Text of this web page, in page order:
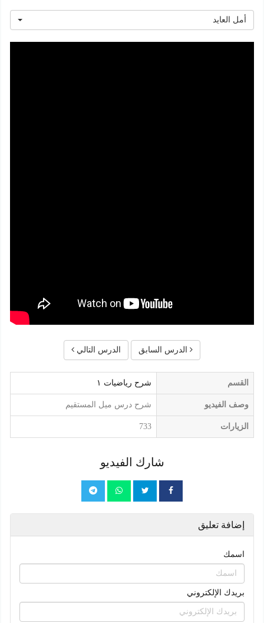
أمل العايد
الدرس السابق الدرس التالي
القسم شرح رياضيات ١
وصف الفيديو شرح درس ميل المستقيم
الزيارات 733
شارك الفيديو
إضافة تعليق
اسمك
بريدك الإلكتروني